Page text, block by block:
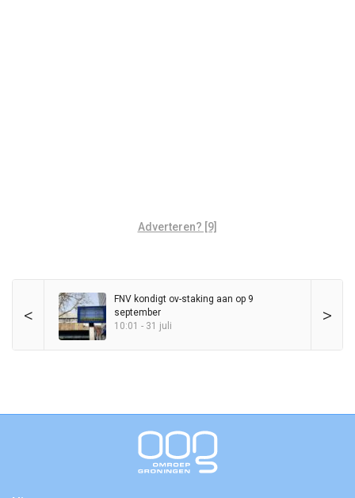
Adverteren? [9]
< >
FNV kondigt ov-staking aan op 9
september
10:01 - 31 juli